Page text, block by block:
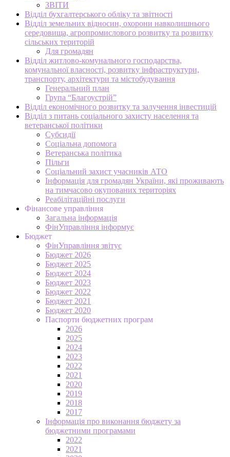
ЗВІТИ
Відділ бухгалтерського обліку та звітності
Відділ земельних відносин, охорони навколишнього
середовища, агропромислового розвитку та розвитку
сільських територій
Для громадян
Відділ житлово-комунального господарства,
комунальної власності, розвитку інфраструктури,
транспорту, архітектури та містобудування
Генеральний план
Група “Благоустрій”
Відділ економічного розвитку та залучення інвестицій
Відділ з питань соціального захисту населення та
ветеранської політики
Субсидії
Соціальна допомога
Ветеранська політика
Пільги
Соціальний захист учасників АТО
Інформація для громадян України, які проживають
на тимчасово окупованих територіях
Реабілітаційні послуги
Фінансове управління
Загальна інформація
ФінУправління інформує
Бюджет
ФінУправління звітує
Бюджет 2026
Бюджет 2025
Бюджет 2024
Бюджет 2023
Бюджет 2022
Бюджет 2021
Бюджет 2020
Паспорти бюджетних програм
2026
2025
2024
2023
2022
2021
2020
2019
2018
2017
Інформація про виконання бюджету за
бюджетними програмами
2022
2021